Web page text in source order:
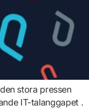
stora pressen
IT-talanggapet .